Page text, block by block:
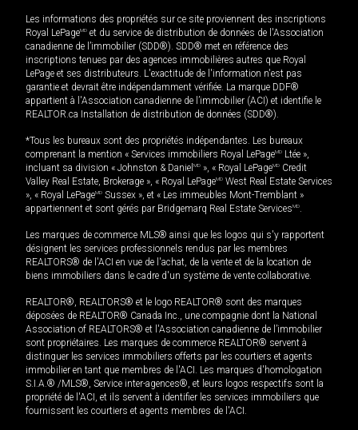
Les informations des propriétés sur ce site proviennent des inscriptions
Royal LePageMD et du service de distribution de données de l'Association
canadienne de l’immobilier (SDD®). SDD® met en référence des
inscriptions tenues par des agences immobilières autres que Royal
LePage et ses distributeurs. L'exactitude de l'information n'est pas
garantie et devrait être indépendamment vérifiée. La marque DDF®
appartient à l'Association canadienne de l’immobilier (ACI) et identifie le
REALTOR.ca Installation de distribution de données (SDD®).
*Tous les bureaux sont des propriétés indépendantes. Les bureaux
comprenant la mention « Services immobiliers Royal LePageMD Ltée »,
incluant sa division « Johnston & Daniel MD », « Royal LePageMD Credit
Valley Real Estate, Brokerage », « Royal LePageMD West Real Estate Services
», « Royal LePageMD Sussex », et « Les immeubles Mont-Tremblant »
appartiennent et sont gérés par Bridgemarq Real Estate ServicesMD.
Les marques de commerce MLS® ainsi que les logos qui s'y rapportent
désignent les services professionnels rendus par les membres
REALTORS® de l'ACI en vue de l'achat, de la vente et de la location de
biens immobiliers dans le cadre d'un système de vente collaborative.
REALTOR®, REALTORS® et le logo REALTOR® sont des marques
déposées de REALTOR® Canada Inc., une compagnie dont la National
Association of REALTORS® et l'Association canadienne de l’immobilier
sont propriétaires. Les marques de commerce REALTOR® servent à
distinguer les services immobiliers offerts par les courtiers et agents
immobilier en tant que membres de l'ACI. Les marques d'homologation
S.I.A.® /MLS®, Service inter-agences®, et leurs logos respectifs sont la
propriété de l'ACI, et ils servent à identifier les services immobiliers que
fournissent les courtiers et agents membres de l'ACI.